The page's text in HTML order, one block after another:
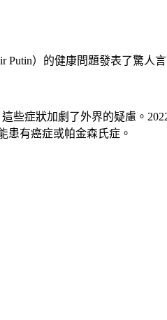
Putin）的健康問題發表了驚人
些症狀加劇了外界的疑慮。
患有癌症或帕金森氏症。